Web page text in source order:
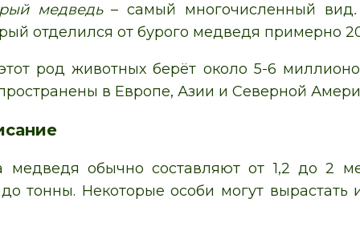
медведь– самый многочисленный вид.
отделился от бурого медведя примерно
род животных берёт около 5-6
в Европе, Азии и Северной
медведя обычно составляют от 1,2 до 2
тонны. Некоторые особи могут